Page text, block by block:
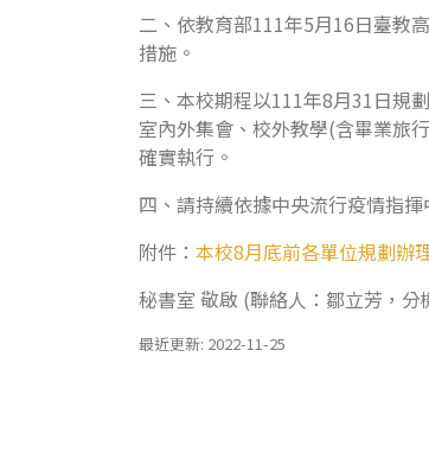
二、依教育部111年5月16日臺教
措施。
三、本校期程以111年8月31日規
室內外集會、校外教學(含畢業旅
確實執行。
四、請持續依據中央流行疫情指揮
附件： 本校8月底前各單位規劃辦
秘書室 敬啟 (聯絡人：鄒立芳，分
最近更新: 2022-11-25